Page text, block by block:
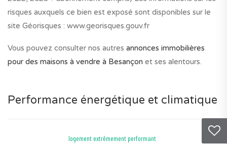
risques auxquels ce bien est exposé sont disponibles sur le
site Géorisques : www.georisques.gouv.fr
Vous pouvez consulter nos autres annonces immobilières
pour des maisons à vendre à Besançon et ses alentours.
Performance énergétique et climatique
logement extrêmement performant